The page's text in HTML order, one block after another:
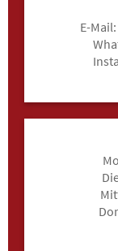
E-Mail: